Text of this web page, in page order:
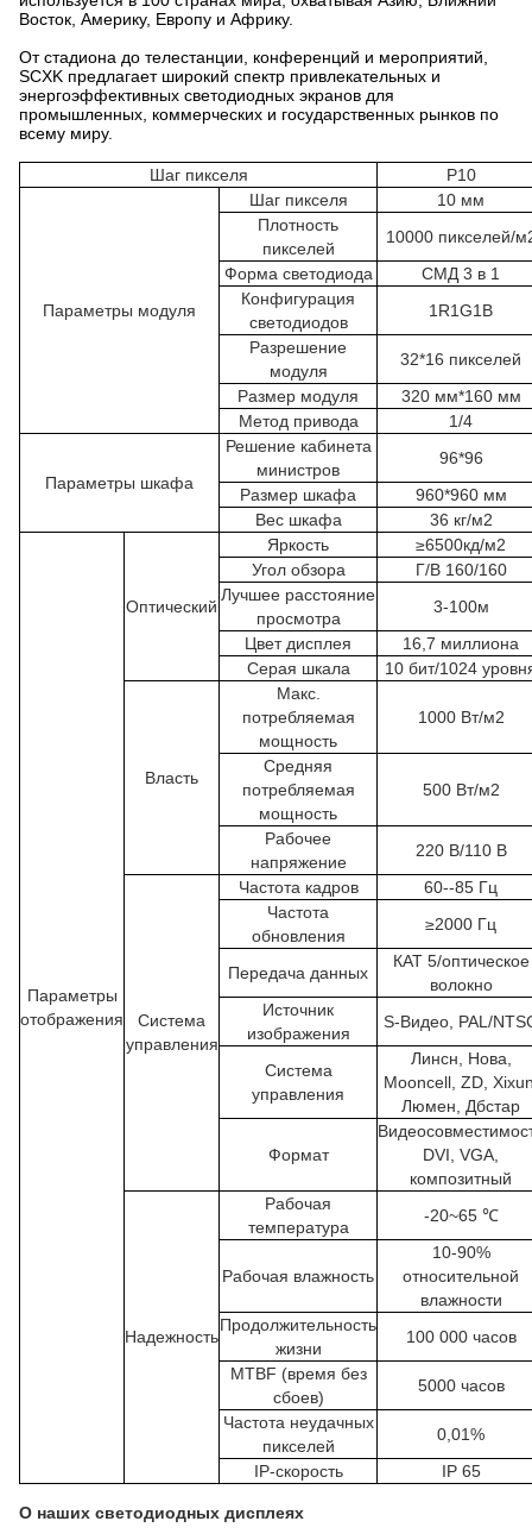
Восток, Америку, Европу и Африку.
От стадиона до телестанции, конференций и мероприятий,
SCXK предлагает широкий спектр привлекательных и
энергоэффективных светодиодных экранов для
промышленных, коммерческих и государственных рынков по
всему миру.
Шаг пикселя Р10
Параметры модуля
Шаг пикселя
10 мм
Плотность
пикселей
10000 пикселей/
Форма светодиода
СМД 3 в 1
Конфигурация
светодиодов
1R1G1B
Разрешение
модуля
32*16 пикселей
Размер модуля
320 мм*160 мм
Метод привода
1/4
Параметры шкафа
Решение кабинета
министров
96*96
Размер шкафа
960*960 мм
Вес шкафа
36 кг/м2
Параметры
отображения
Оптический
Яркость
≥6500кд/м2
Угол обзора
Г/В 160/160
Лучшее расстояние
просмотра
3-100м
Цвет дисплея
16,7 миллиона
Серая шкала
10 бит/1024
Власть
Макс.
потребляемая
мощность
1000 Вт/м2
Средняя
потребляемая
мощность
500 Вт/м2
Рабочее
напряжение
220 В/110 В
Система
управления
Частота кадров
60--85 Гц
Частота
обновления
≥2000 Гц
Передача данных
КАТ 5/оптическое
волокно
Источник
изображения
S-Видео, PAL/
Система
управления
Линсн, Нова,
Mooncell, ZD,
Люмен, Дбстар
Формат
DVI, VGA,
композитный
Надежность
Рабочая
температура
-20~65 ℃
Рабочая влажность
10-90%
относительной
влажности
Продолжительность
жизни
100 000 часов
MTBF (время без
сбоев)
5000 часов
Частота неудачных
пикселей
0,01%
IP-скорость
IP 65
О наших светодиодных дисплеях